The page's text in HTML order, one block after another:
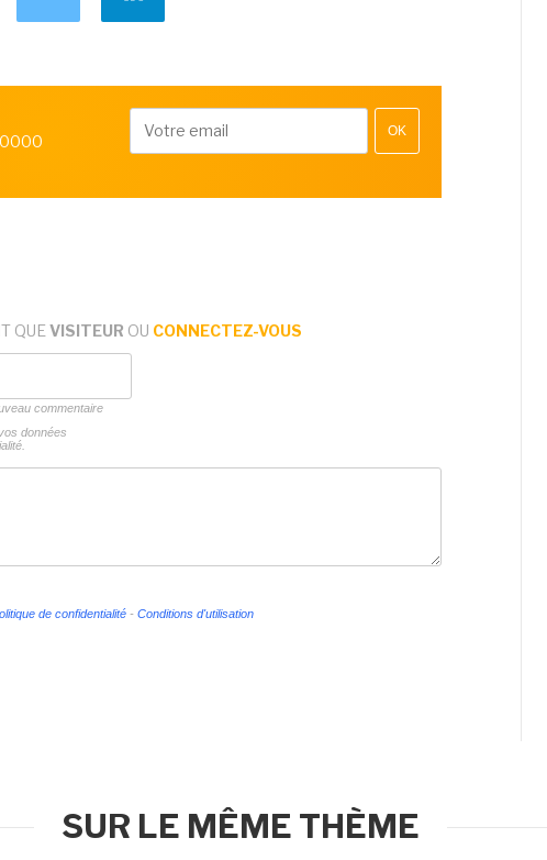
OK
QUE VISITEUR OU CONNECTEZ-VOUS
commentaire
données
de confidentialité - Conditions d'utilisation
SUR LE MÊME THÈME